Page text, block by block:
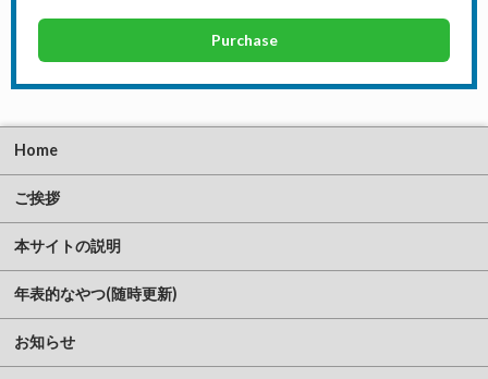
Purchase
Home
ご挨拶
本サイトの説明
年表的なやつ(随時更新)
お知らせ